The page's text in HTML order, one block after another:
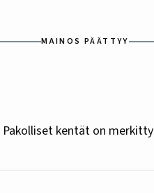
MAINOS PÄÄTTYY
Pakolliset kentät on merkitty